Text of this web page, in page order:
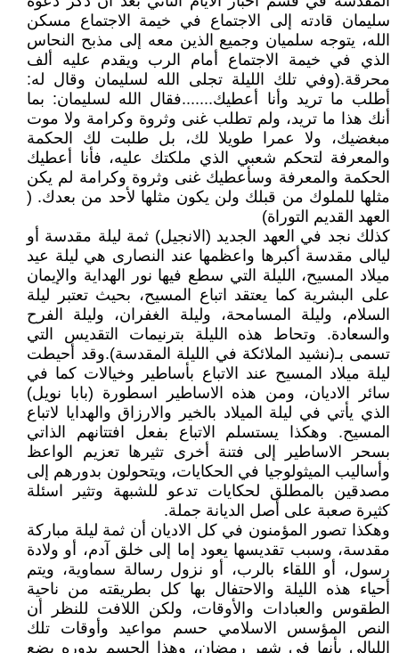
سليمان قادته إلى الاجتماع في خيمة الاجتماع مسكن
الله، يتوجه سلميان وجميع الذين معه إلى مذبح النحاس
الذي في خيمة الاجتماع أمام الرب ويقدم عليه ألف
محرقة.(وفي تلك الليلة تجلى الله لسليمان وقال له:
أطلب ما تريد وأنا أعطيك.......فقال الله لسليمان: بما
أنك هذا ما تريد، ولم تطلب غنى وثروة وكرامة ولا موت
مبغضيك، ولا عمرا طويلا لك، بل طلبت لك الحكمة
والمعرفة لتحكم شعبي الذي ملكتك عليه، فأنا أعطيك
الحكمة والمعرفة وسأعطيك غنى وثروة وكرامة لم يكن
مثلها للملوك من قبلك ولن يكون مثلها لأحد من بعدك. (
العهد القديم التوراة)
كذلك نجد في العهد الجديد (الانجيل) ثمة ليلة مقدسة أو
ليالى مقدسة أكبرها واعظمها عند النصارى هي ليلة عيد
ميلاد المسيح، الليلة التي سطع فيها نور الهداية والإيمان
على البشرية كما يعتقد اتباع المسيح، بحيث تعتبر ليلة
السلام، وليلة المسامحة، وليلة الغفران، وليلة الفرح
والسعادة. وتحاط هذه الليلة بترنيمات التقديس التي
تسمى بـ(نشيد الملائكة في الليلة المقدسة).وقد أحيطت
ليلة ميلاد المسيح عند الاتباع بأساطير وخيالات كما في
سائر الاديان، ومن هذه الاساطير اسطورة (بابا نويل)
الذي يأتي في ليلة الميلاد بالخير والارزاق والهدايا لاتباع
المسيح. وهكذا يستسلم الاتباع بفعل افتتانهم الذاتي
بسحر الاساطير إلى فتنة أخرى تثيرها تعزيم الواعظ
وأساليب الميثولوجيا في الحكايات، ويتحولون بدورهم إلى
مصدقين بالمطلق لحكايات تدعو للشبهة وتثير اسئلة
كثيرة صعبة على أصل الديانة جملة.
وهكذا تصور المؤمنون في كل الاديان أن ثمة ليلة مباركة
مقدسة، وسبب تقديسها يعود إما إلى خلق آدم، أو ولادة
رسول، أو اللقاء بالرب، أو نزول رسالة سماوية، ويتم
أحياء هذه الليلة والاحتفال بها كل بطريقته من ناحية
الطقوس والعبادات والأوقات، ولكن اللافت للنظر أن
النص المؤسس الاسلامي حسم مواعيد وأوقات تلك
الليالى بأنها في شهر رمضان، وهذا الحسم بدوره يضع